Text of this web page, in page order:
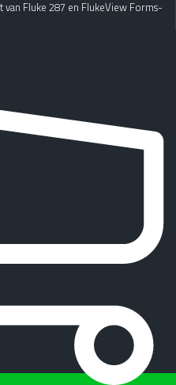
van Fluke 287 en FlukeView Forms-